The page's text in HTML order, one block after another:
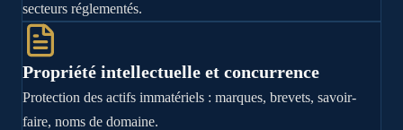
secteurs réglementés.
Propriété intellectuelle et concurrence
Protection des actifs immatériels : marques, brevets, savoir-
faire, noms de domaine.